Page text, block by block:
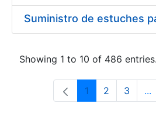
Showing 1 to 10 of 486 entries.
Page
1 Page
2 Page
3 ...